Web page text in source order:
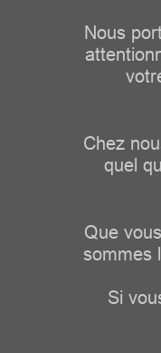
Nous
Chez
quel
Que
sommes
Si